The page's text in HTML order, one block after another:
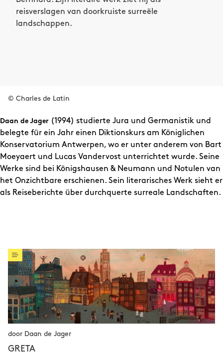
reisverslagen van doorkruiste surreële
landschappen.
© Charles de Latin
Daan de Jager (1994) studierte Jura und Germanistik und
belegte für ein Jahr einen Diktionskurs am Königlichen
Konservatorium Antwerpen, wo er unter anderem von Bart
Moeyaert und Lucas Vandervost unterrichtet wurde. Seine
Werke sind bei Königshausen & Neumann und Notulen van
het Onzichtbare erschienen. Sein literarisches Werk sieht er
als Reiseberichte über durchquerte surreale Landschaften.
door Daan de Jager
GRETA